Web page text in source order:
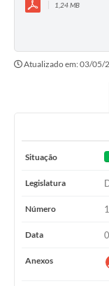
1,24 MB
Atualizado em: 03/05/
Situação
Legislatura
Número
Data
Anexos